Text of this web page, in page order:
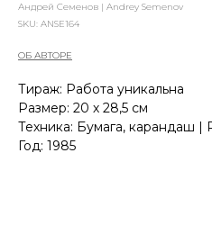
Андрей Семенов | Andrey Semenov
SKU: ANSE164
ОБ АВТОРЕ
Тираж: Работа уникальна
Размер: 20 х 28,5 см
Техника: Бумага, карандаш |
Год: 1985